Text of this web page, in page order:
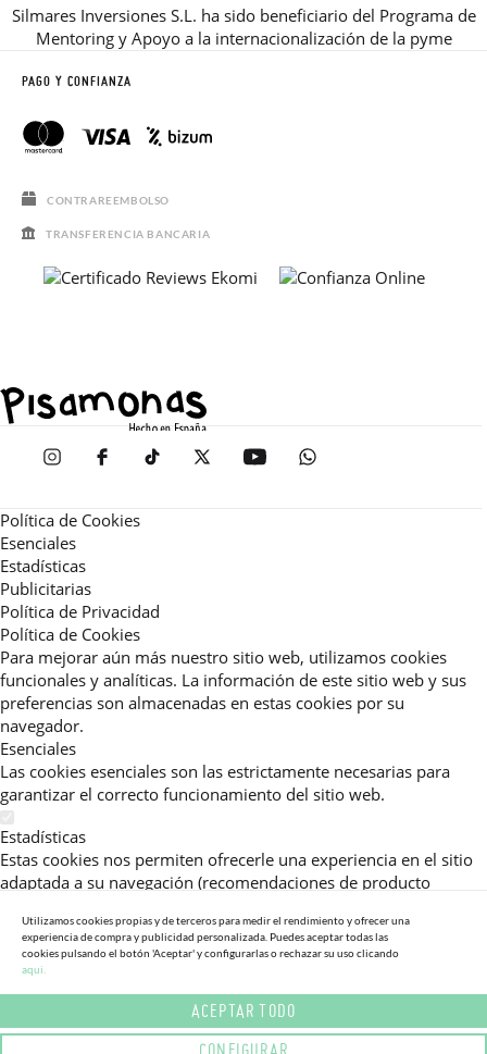
Silmares Inversiones S.L. ha sido beneficiario del Programa de
Mentoring y Apoyo a la internacionalización de la pyme
PAGO Y CONFIANZA
CONTRAREEMBOLSO
TRANSFERENCIA BANCARIA
Política de Cookies
Esenciales
Estadísticas
Publicitarias
Política de Privacidad
Política de Cookies
Para mejorar aún más nuestro sitio web, utilizamos cookies
funcionales y analíticas. La información de este sitio web y sus
preferencias son almacenadas en estas cookies por su
navegador.
Esenciales
Las cookies esenciales son las estrictamente necesarias para
garantizar el correcto funcionamiento del sitio web.
Estadísticas
Estas cookies nos permiten ofrecerle una experiencia en el sitio
adaptada a su navegación (recomendaciones de producto
consultadas, etc).Al activar esta cookie, nos ayuda a mejorar aún
más su experiencia.
Publicitarias
Estas cookies permiten a nuestros socios publicitarios enviarle
mensajes específicos y personalizados.
Utilizamos cookies propias y de terceros para medir el rendimiento y ofrecer una
experiencia de compra y publicidad personalizada. Puedes aceptar todas las
cookies pulsando el botón 'Aceptar' y configurarlas o rechazar su uso clicando
aqui.
ACEPTAR TODO
CONFIGURAR